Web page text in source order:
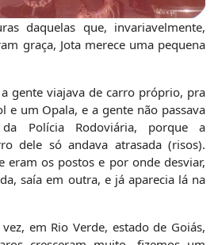
daquelas que, invariavelmente,
graça, Jota merece uma pequena
gente viajava de carro próprio, pra
e um Opala, e a gente não passava
Polícia Rodoviária, porque a
dele só andava atrasada (risos).
eram os postos e por onde desviar,
saía em outra, e já aparecia lá na
em Rio Verde, estado de Goiás,